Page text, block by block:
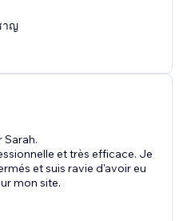
าญ
Sarah.
et très efficace. Je
et suis ravie d'avoir eu
mon site.